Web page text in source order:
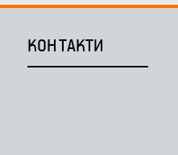
КОНТАКТИ